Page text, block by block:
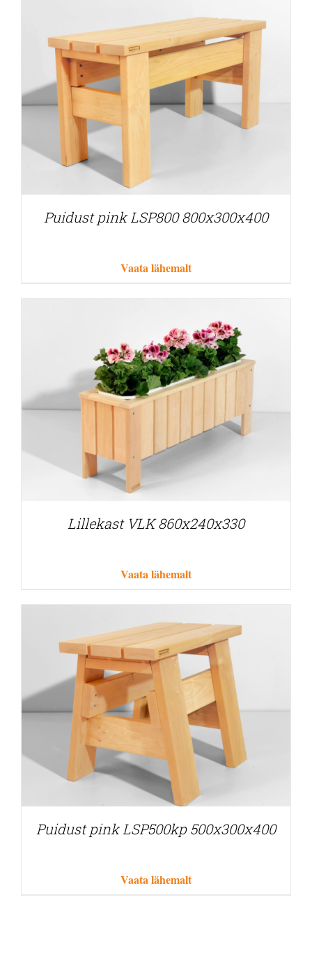
Puidust pink LSP800 800x300x400
Vaata lähemalt
Lillekast VLK 860x240x330
Vaata lähemalt
Puidust pink LSP500kp 500x300x400
Vaata lähemalt